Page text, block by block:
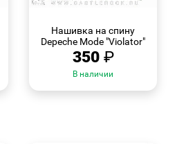
Нашивка на спину
Depeche Mode "Violator"
350 ₽
В наличии